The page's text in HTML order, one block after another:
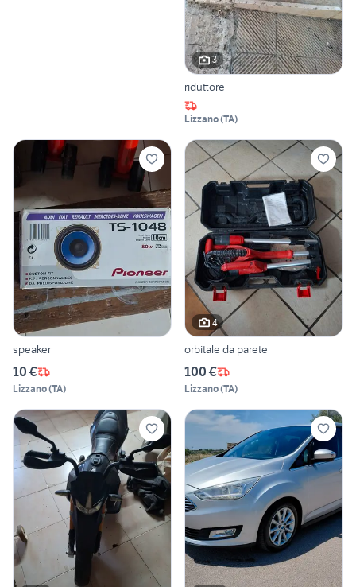
3
riduttore
Lizzano(TA)
speaker
10 €
Lizzano(TA)
4
orbitale da parete
100 €
Lizzano(TA)